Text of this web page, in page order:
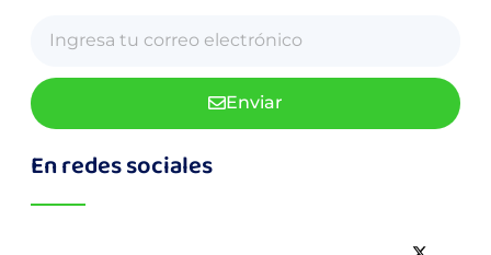
Enviar
En redes sociales